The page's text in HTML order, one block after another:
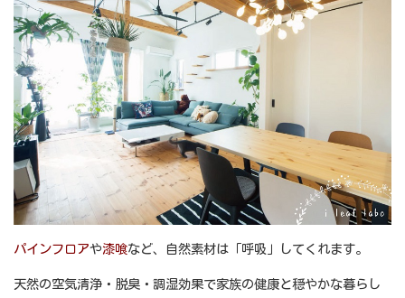
パインフロアや漆喰など、自然素材は「呼吸」してくれます。
天然の空気清浄・脱臭・調湿効果で家族の健康と穏やかな暮らし